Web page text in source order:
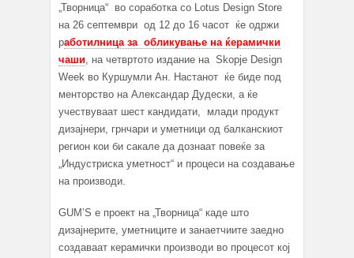
„Творница“ во соработка со Lotus Design Store
на 26 септември од 12 до 16 часот ќе одржи
работилница за обликување на ќерамички
чаши, на четвртото издание на Skopje Design
Week во Куршумли Ан. Настанот ќе биде под
менторство на Александар Дудески, а ќе
учествуваат шест кандидати, млади продукт
дизајнери, грнчари и уметници oд балканскиот
регион кои би сакале да дознаат повеќе за
„Индустриска уметност“ и процеси на создавање
на производи.
GUM’S е проект на „Творница“ каде што
дизајнерите, уметниците и занаетчиите заедно
создаваат керамички производи во процесот кој